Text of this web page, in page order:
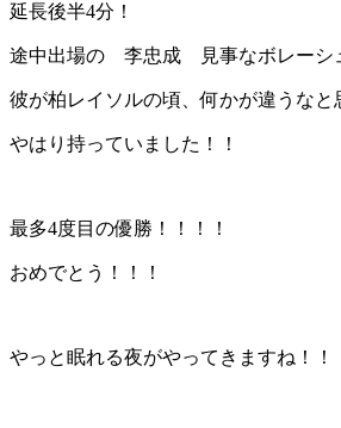
延長後半4分！
途中出場の 李忠成 見事なボレーシ
彼が柏レイソルの頃、何かが違うなと
やはり持っていました！！
最多4度目の優勝！！！！
おめでとう！！！
やっと眠れる夜がやってきますね！！